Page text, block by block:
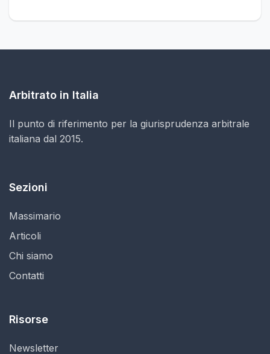
Arbitrato in Italia
Il punto di riferimento per la giurisprudenza arbitrale
italiana dal 2015.
Sezioni
Massimario
Articoli
Chi siamo
Contatti
Risorse
Newsletter